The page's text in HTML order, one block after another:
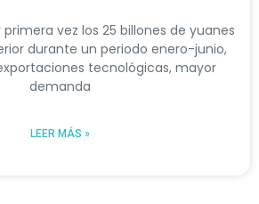
primera vez los 25 billones de yuanes
durante un periodo enero-junio,
tecnológicas, mayor
demanda
LEER MÁS »